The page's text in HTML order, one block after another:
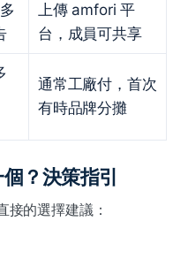
上傳 amfori 平
台，成員可共享
通常工廠付，首次
有時品牌分攤
？決策指引
接的選擇建議：